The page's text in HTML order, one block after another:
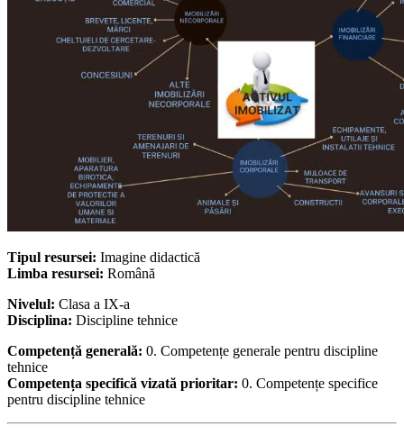
Tipul resursei: Imagine didactică
Limba resursei: Română
Nivelul: Clasa a IX-a
Disciplina: Discipline tehnice
Competență generală: 0. Competențe generale pentru discipline
tehnice
Competența specifică vizată prioritar: 0. Competențe specifice
pentru discipline tehnice